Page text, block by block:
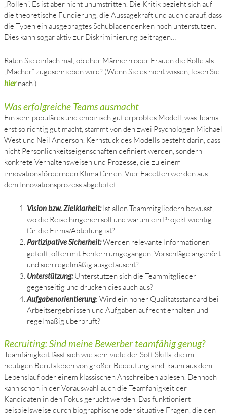
„Rollen“. Es ist aber nicht unumstritten. Die Kritik bezieht sich auf
die theoretische Fundierung, die Aussagekraft und auch darauf, dass
die Typen ein ausgeprägtes Schubladendenken noch unterstützen.
Dies kann sogar aktiv zur Diskriminierung beitragen…
Raten Sie einfach mal, ob eher Männern oder Frauen die Rolle als
„Macher“ zugeschrieben wird? (Wenn Sie es nicht wissen, lesen Sie
hiernach.)
Was erfolgreiche Teams ausmacht
Ein sehr populäres und empirisch gut erprobtes Modell, was Teams
erst so richtig gut macht, stammt von den zwei Psychologen Michael
West und Neil Anderson. Kernstück des Modells besteht darin, dass
nicht Persönlichkeitseigenschaften definiert werden, sondern
konkrete Verhaltensweisen und Prozesse, die zu einem
innovationsfördernden Klima führen. Vier Facetten werden aus
dem Innovationsprozess abgeleitet:
Vision bzw. Zielklarheit:Ist allen Teammitgliedern bewusst,
wo die Reise hingehen soll und warum ein Projekt wichtig
für die Firma/Abteilung ist?
Partizipative Sicherheit:Werden relevante Informationen
geteilt, offen mit Fehlern umgegangen, Vorschläge angehört
und sich regelmäßig ausgetauscht?
Unterstützung:Unterstützen sich die Teammitglieder
gegenseitig und drücken dies auch aus?
Aufgabenorientierung: Wird ein hoher Qualitätsstandard bei
Arbeitsergebnissen und Aufgaben aufrecht erhalten und
regelmäßig überprüft?
Recruiting: Sind meine Bewerber teamfähig genug?
Teamfähigkeit lässt sich wie sehr viele der Soft Skills, die im
heutigen Berufsleben von großer Bedeutung sind, kaum aus dem
Lebenslauf oder einem klassischen Anschreiben ablesen. Dennoch
kann schon in der Vorauswahl auch die Teamfähigkeit der
Kandidaten in den Fokus gerückt werden. Das funktioniert
beispielsweise durch biographische oder situative Fragen, die den